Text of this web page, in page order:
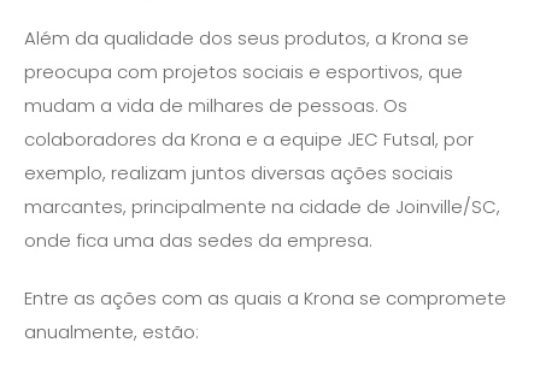
Além da qualidade dos seus produtos, a Krona se
preocupa com projetos sociais e esportivos, que
mudam a vida de milhares de pessoas. Os
colaboradores da Krona e a equipe JEC Futsal, por
exemplo, realizam juntos diversas ações sociais
marcantes, principalmente na cidade de Joinville/SC, ​
onde fica uma das sedes da empresa.
Entre as ações com as quais a Krona se compromete
anualmente, estão: